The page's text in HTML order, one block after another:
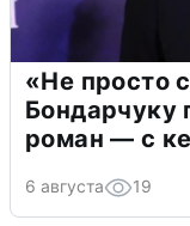
«Не просто
Бондарчуку
роман — с
6 августа 19